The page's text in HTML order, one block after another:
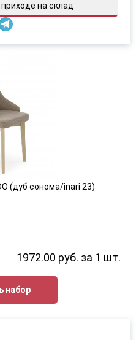
на склад
(дуб сонома/inari 23)
1972.00 руб. за 1 шт.
набор